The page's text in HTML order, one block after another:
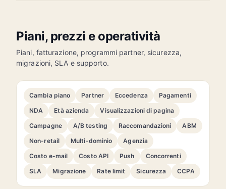
Piani, prezzi e operatività
Piani, fatturazione, programmi partner, sicurezza,
migrazioni, SLA e supporto.
Cambia piano Partner Eccedenza
Pagamenti
NDA
Età azienda
Visualizzazioni di pagina
Campagne
A/B testing Raccomandazioni
ABM
Non-retail
Multi-dominio
Agenzia
Costo e-mail
Costo API Push
Concorrenti
SLA
Migrazione Rate limit Sicurezza CCPA